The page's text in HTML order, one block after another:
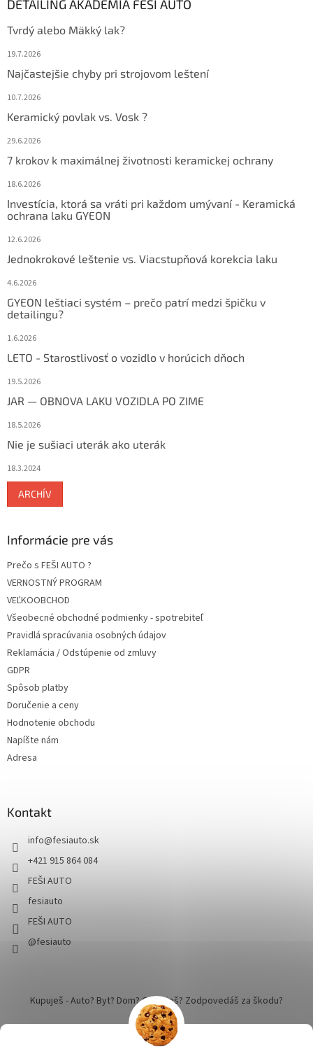
DETAILING AKADÉMIA FEŠI AUTO
Tvrdý alebo Mäkký lak?
19.7.2026
Najčastejšie chyby pri strojovom leštení
10.7.2026
Keramický povlak vs. Vosk ?
29.6.2026
7 krokov k maximálnej životnosti keramickej ochrany
18.6.2026
Investícia, ktorá sa vráti pri každom umývaní - Keramická
ochrana laku GYEON
12.6.2026
Jednokrokové leštenie vs. Viacstupňová korekcia laku
4.6.2026
GYEON leštiaci systém – prečo patrí medzi špičku v
detailingu?
1.6.2026
LETO - Starostlivosť o vozidlo v horúcich dňoch
19.5.2026
JAR — OBNOVA LAKU VOZIDLA PO ZIME
18.5.2026
Nie je sušiaci uterák ako uterák
18.3.2024
ARCHÍV
Informácie pre vás
Prečo s FEŠI AUTO ?
VERNOSTNÝ PROGRAM
VEĽKOOBCHOD
Všeobecné obchodné podmienky - spotrebiteľ
Pravidlá spracúvania osobných údajov
Reklamácia / Odstúpenie od zmluvy
GDPR
Spôsob platby
Doručenie a ceny
Hodnotenie obchodu
Napíšte nám
Adresa
Kontakt
info@fesiauto.sk
+421 915 864 084
FEŠI AUTO
fesiauto
FEŠI AUTO
@fesiauto
Kupuješ - Auto? Byt? Dom? Cestuješ? Zodpovedáš za škodu?